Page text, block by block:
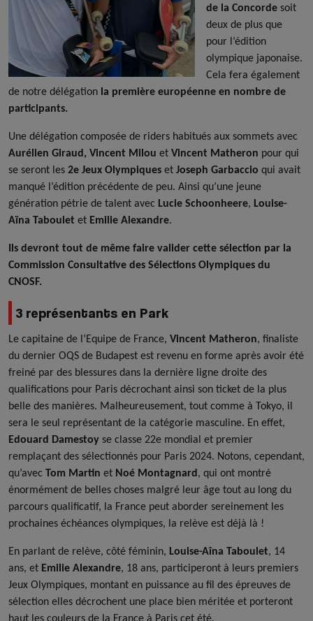
de la Concorde soit
deux de plus que
pour l’édition
olympique japonaise.
Cela fera également
de notre délégation la première européenne en nombre de
participants.
Une délégation composée de riders habitués aux sommets avec
Aurélien Giraud, Vincent Milou et Vincent Matheron pour qui
se seront les 2e Jeux Olympiques et Joseph Garbaccio qui avait
manqué l’édition précédente de peu. Ainsi qu’une jeune
génération pétrie de talent avec Lucie Schoonheere, Louise-
Aïna Taboulet et Emilie Alexandre.
Ils devront tout de même faire valider cette sélection par la
Commission Consultative des Sélections Olympiques du
CNOSF.
3 représentants en Park
Le capitaine de l’Equipe de France, Vincent Matheron, finaliste
du dernier OQS de Budapest est revenu en forme après avoir été
freiné par des blessures dans la dernière ligne droite des
qualifications pour Paris décrochant ainsi son ticket de la plus
belle des manières. Malheureusement, tout comme à Tokyo, il
sera le seul représentant de la catégorie masculine. En effet,
Edouard Damestoy se classe 22e mondial et premier
remplaçant des sélectionnés pour Paris 2024. Notons, cependant,
qu’avec Tom Martin et Noé Montagnard, qui ont montré
énormément de belles choses malgré leur âge tout au long du
parcours qualificatif, la France peut aborder sereinement les
prochaines échéances olympiques, la relève est déjà là !
En parlant de relève, côté féminin, Louise-Aîna Taboulet, 14
ans, et Emilie Alexandre, 18 ans, participeront à leurs premiers
Jeux Olympiques, montant en puissance au fil des épreuves de
sélection elles décrochent une place bien méritée et porteront
haut les couleurs de la France à Paris cet été.